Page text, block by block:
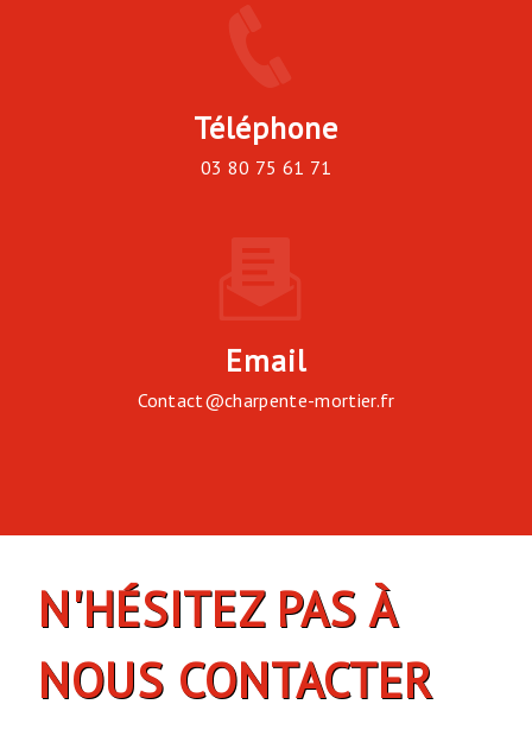
Téléphone
03 80 75 61 71
Email
contact@charpente-mortier.fr
N'HÉSITEZ PAS À
NOUS CONTACTER